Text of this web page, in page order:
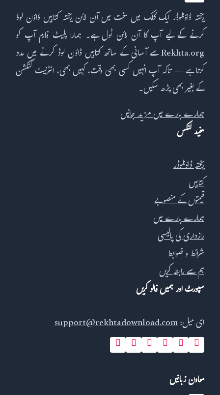
ریختہ ڈاؤنلوڈر ایک کلک میں مفت میں آن لائن ریختہ کتابیں ڈاؤن لوڈ
کرنے کے لیے آپ کا آن لائن ٹول ہے۔ ہمارا پلیٹ فارم آپ کو
Rekhta.org سے آسانی کے ساتھ کتابیں ڈاؤن لوڈ کرنے میں مدد
کرتا ہے — تاکہ آپ انہیں کسی بھی وقت، کہیں بھی، انٹرنیٹ کنکشن
کے بغیر بھی پڑھ سکیں۔
ہمارے بارے میں مزید جانیں
مفید لنکس
ریختہ ڈاؤنلوڈر
کتابیں
قیمتوں کے منصوبے
ہمارے بارے میں
رازداری کی پالیسی
شرائط و ضوابط
ہم سے رابطہ کریں
سپورٹ اور ہمیں فالو کریں
ای میل:support@rekhtadownload.com
معاون زبانیں